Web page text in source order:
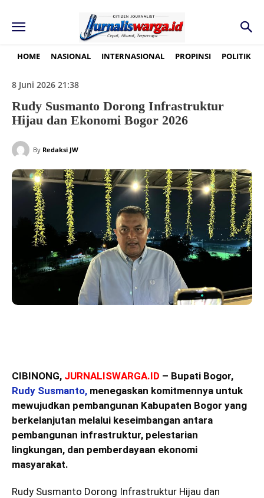
HOME NASIONAL INTERNASIONAL PROPINSI POLITIK
8 Juni 2026 21:38
Rudy Susmanto Dorong Infrastruktur
Hijau dan Ekonomi Bogor 2026
By Redaksi JW
CIBINONG, JURNALISWARGA.ID – Bupati Bogor,
Rudy Susmanto, menegaskan komitmennya untuk
mewujudkan pembangunan Kabupaten Bogor yang
berkelanjutan melalui keseimbangan antara
pembangunan infrastruktur, pelestarian
lingkungan, dan pemberdayaan ekonomi
masyarakat.
Rudy Susmanto Dorong Infrastruktur Hijau dan